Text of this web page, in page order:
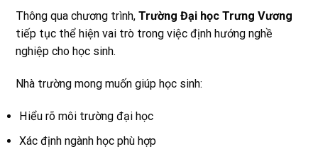
Thông qua chương trình, Trường Đại học Trưng Vương
tiếp tục thể hiện vai trò trong việc định hướng nghề
nghiệp cho học sinh.
Nhà trường mong muốn giúp học sinh:
Hiểu rõ môi trường đại học
Xác định ngành học phù hợp